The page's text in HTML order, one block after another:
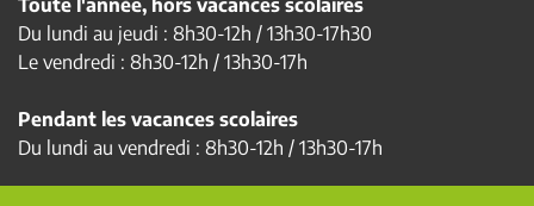
Toute l'année, hors vacances scolaires
Du lundi au jeudi : 8h30-12h / 13h30-17h30
Le vendredi : 8h30-12h / 13h30-17h
Pendant les vacances scolaires
Du lundi au vendredi : 8h30-12h / 13h30-17h